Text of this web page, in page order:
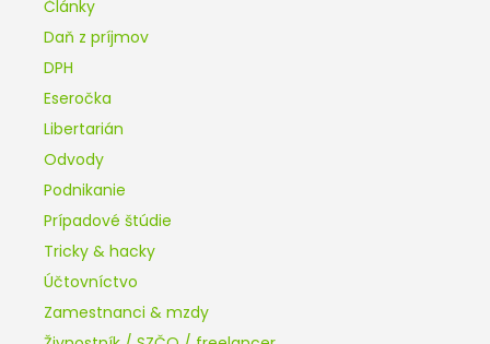
Články
Daň z príjmov
DPH
Eseročka
Libertarián
Odvody
Podnikanie
Prípadové štúdie
Tricky & hacky
Účtovníctvo
Zamestnanci & mzdy